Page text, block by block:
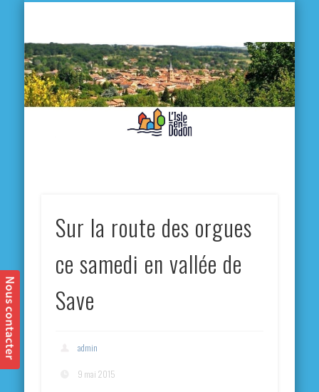
Sur la route des orgues
ce samedi en vallée de
Save
admin
9 mai 2015